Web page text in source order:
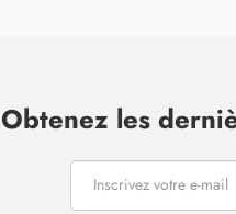
Obtenez les